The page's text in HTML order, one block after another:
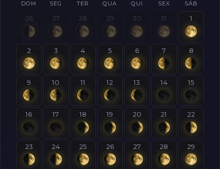
DOM SEG TER QUA QUI SEX SÁB
26 27 28 29 30 31 1
2 3 4 5 6 7 8
9 10 11 12 13 14 15
16 17 18 19 20 21 22
23 24 25 26 27 28 29